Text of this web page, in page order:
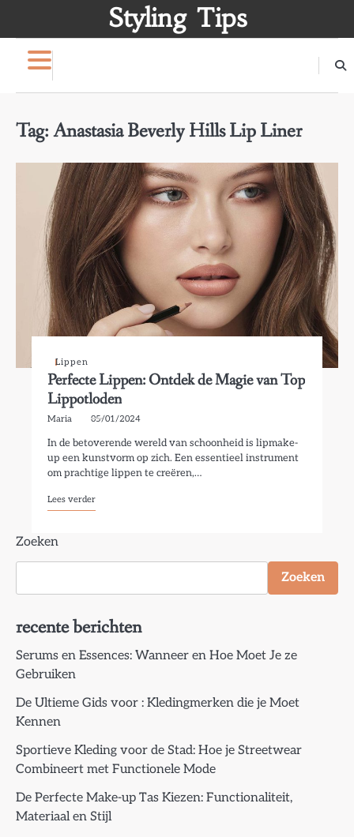
Styling Tips
Tag:Anastasia Beverly Hills Lip Liner
Lippen
Perfecte Lippen: Ontdek de Magie van Top
Lippotloden
Maria 05/01/2024
In de betoverende wereld van schoonheid is lipmake-
up een kunstvorm op zich. Een essentieel instrument
om prachtige lippen te creëren,…
Lees verder
Zoeken
Zoeken
recente berichten
Serums en Essences: Wanneer en Hoe Moet Je ze
Gebruiken
De Ultieme Gids voor : Kledingmerken die je Moet
Kennen
Sportieve Kleding voor de Stad: Hoe je Streetwear
Combineert met Functionele Mode
De Perfecte Make-up Tas Kiezen: Functionaliteit,
Materiaal en Stijl